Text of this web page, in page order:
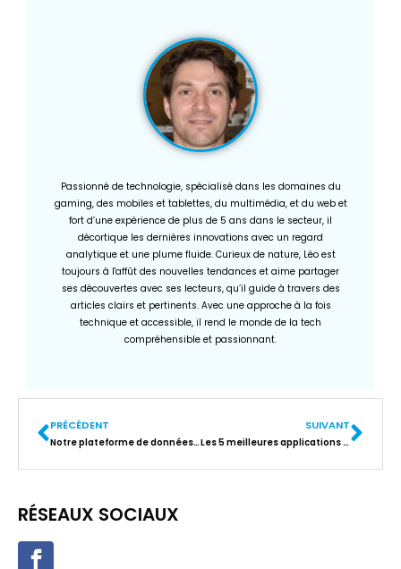
Passionné de technologie, spécialisé dans les domaines du
gaming, des mobiles et tablettes, du multimédia, et du web et
fort d’une expérience de plus de 5 ans dans le secteur, il
décortique les dernières innovations avec un regard
analytique et une plume fluide. Curieux de nature, Léo est
toujours à l'affût des nouvelles tendances et aime partager
ses découvertes avec ses lecteurs, qu’il guide à travers des
articles clairs et pertinents. Avec une approche à la fois
technique et accessible, il rend le monde de la tech
compréhensible et passionnant.
PRÉCÉDENT
Notre plateforme de données avec Docker
SUIVANT
Les 5 meilleures applications Android non disponibles sur Playstore
RÉSEAUX SOCIAUX